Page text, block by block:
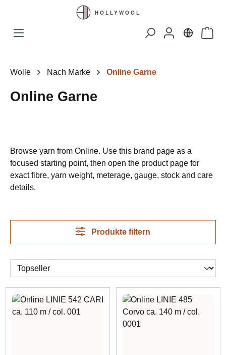
Zum Hauptinhalt springen
Wolle Nach Marke Online Garne
Online Garne
Browse yarn from Online. Use this brand page as a
focused starting point, then open the product page for
exact fibre, yarn weight, meterage, gauge, stock and care
details.
Produkte filtern